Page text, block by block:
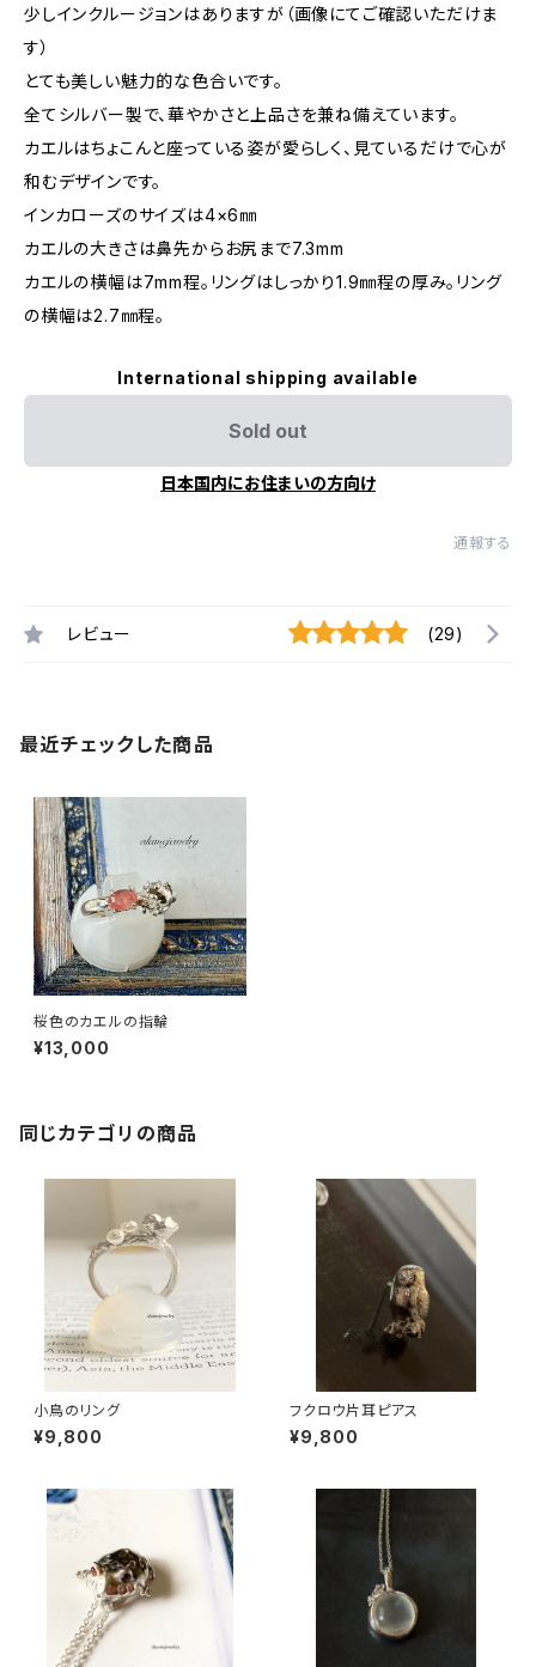
少しインクルージョンはありますが（画像にてご確認いただけま
す）
とても美しい魅力的な色合いです。
全てシルバー製で、華やかさと上品さを兼ね備えています。
カエルはちょこんと座っている姿が愛らしく、見ているだけで心が
和むデザインです。
インカローズのサイズは4×6㎜
カエルの大きさは鼻先からお尻まで7.3mm
カエルの横幅は7mm程。リングはしっかり1.9㎜程の厚み。リング
の横幅は2.7㎜程。
International shipping available
Sold out
日本国内にお住まいの方向け
通報する
レビュー (29)
最近チェックした商品
桜色のカエルの指輪
¥13,000
同じカテゴリの商品
小鳥のリング
¥9,800
フクロウ片耳ピアス
¥9,800